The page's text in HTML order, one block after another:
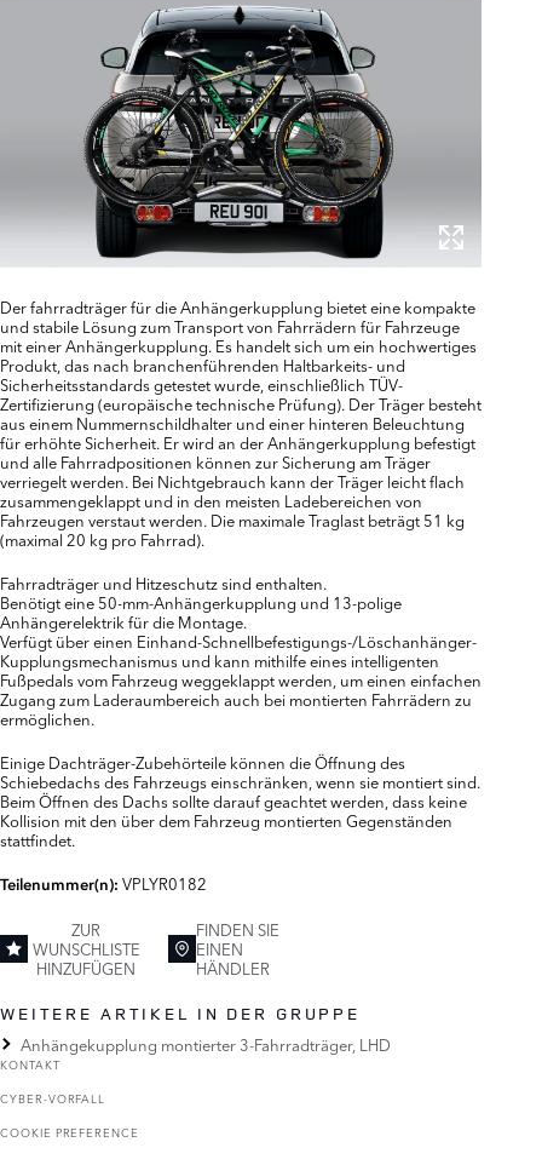
Der fahrradträger für die Anhängerkupplung bietet eine kompakte
und stabile Lösung zum Transport von Fahrrädern für Fahrzeuge
mit einer Anhängerkupplung. Es handelt sich um ein hochwertiges
Produkt, das nach branchenführenden Haltbarkeits- und
Sicherheitsstandards getestet wurde, einschließlich TÜV-
Zertifizierung (europäische technische Prüfung). Der Träger besteht
aus einem Nummernschildhalter und einer hinteren Beleuchtung
für erhöhte Sicherheit. Er wird an der Anhängerkupplung befestigt
und alle Fahrradpositionen können zur Sicherung am Träger
verriegelt werden. Bei Nichtgebrauch kann der Träger leicht flach
zusammengeklappt und in den meisten Ladebereichen von
Fahrzeugen verstaut werden. Die maximale Traglast beträgt 51 kg
(maximal 20 kg pro Fahrrad).
Fahrradträger und Hitzeschutz sind enthalten.
Benötigt eine 50-mm-Anhängerkupplung und 13-polige
Anhängerelektrik für die Montage.
Verfügt über einen Einhand-Schnellbefestigungs-/Löschanhänger-
Kupplungsmechanismus und kann mithilfe eines intelligenten
Fußpedals vom Fahrzeug weggeklappt werden, um einen einfachen
Zugang zum Laderaumbereich auch bei montierten Fahrrädern zu
ermöglichen.
Einige Dachträger-Zubehörteile können die Öffnung des
Schiebedachs des Fahrzeugs einschränken, wenn sie montiert sind.
Beim Öffnen des Dachs sollte darauf geachtet werden, dass keine
Kollision mit den über dem Fahrzeug montierten Gegenständen
stattfindet.
Teilenummer(n): VPLYR0182
ZUR
WUNSCHLISTE
HINZUFÜGEN
FINDEN SIE
EINEN
HÄNDLER
WEITERE ARTIKEL IN DER GRUPPE
Anhängekupplung montierter 3-Fahrradträger, LHD
KONTAKT
CYBER-VORFALL
COOKIE PREFERENCE